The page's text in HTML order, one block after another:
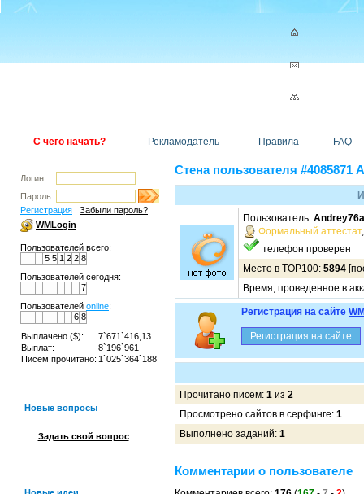
С чего начать? Рекламодатель Правила FAQ
Логин:
Пароль:
Регистрация
Забыли пароль?
WMLogin
Пользователей всего:
5 5 1 2 2 8
Пользователей сегодня:
7
Пользователей online:
6 8
Выплачено ($):
7`671`416,13
Выплат:
8`196`961
Писем прочитано: 1`025`364`188
Новые вопросы
Задать свой вопрос
Стена пользователя #4085871
Пользователь: Andrey76a
Формальный аттестат
телефон проверен
Место в TOP100: 5894 [
Время, проведенное в
Регистрация на сайте
Прочитано писем: 1 из 2
Просмотрено сайтов в серфинге: 1
Выполнено заданий: 1
Комментарии о пользователе